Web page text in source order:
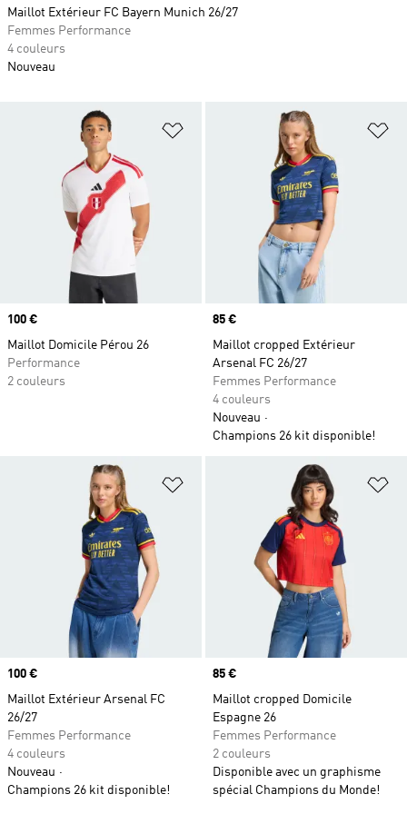
Ajouter à la Liste de produits
Prix
100 €
Maillot Domicile Pérou 26
Performance
2 couleurs
Prix
85 €
Maillot cropped Extérieur
Arsenal FC 26/27
Femmes Performance
4 couleurs
Nouveau
Champions 26 kit disponible!
Ajouter à la Liste de produits
Prix
100 €
Maillot Extérieur Arsenal FC
26/27
Femmes Performance
4 couleurs
Nouveau
Champions 26 kit disponible!
Prix
85 €
Maillot cropped Domicile
Espagne 26
Femmes Performance
2 couleurs
Disponible avec un graphisme
spécial Champions du Monde!
Maillot Extérieur FC Bayern Munich 26/27
Femmes Performance
4 couleurs
Nouveau